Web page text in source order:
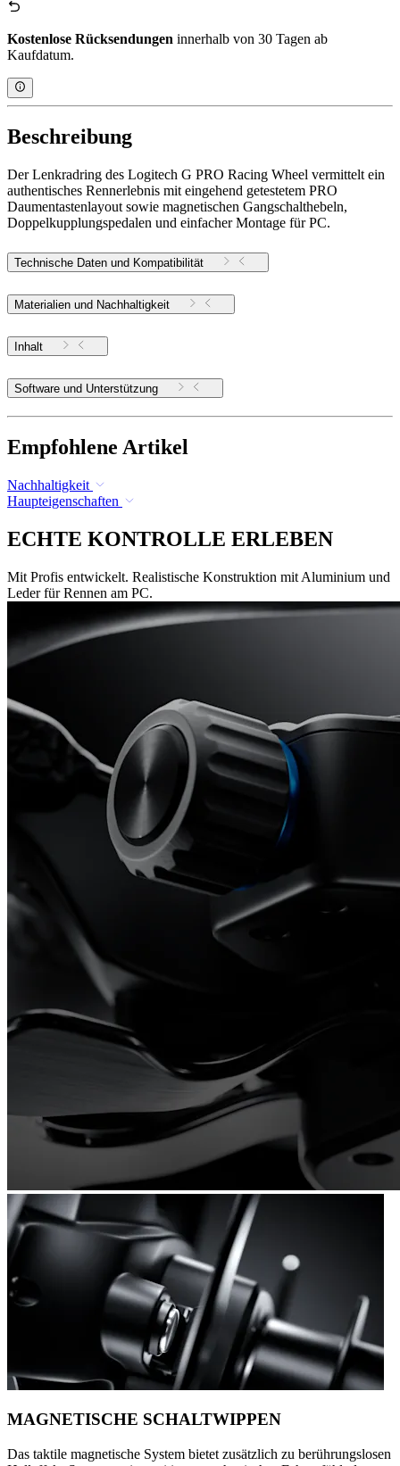
Kostenlose Rücksendungen innerhalb von 30 Tagen ab
Kaufdatum.
Beschreibung
Der Lenkradring des Logitech G PRO Racing Wheel vermittelt ein
authentisches Rennerlebnis mit eingehend getestetem PRO
Daumentastenlayout sowie magnetischen Gangschalthebeln,
Doppelkupplungspedalen und einfacher Montage für PC.
Technische Daten und Kompatibilität
Materialien und Nachhaltigkeit
Inhalt
Software und Unterstützung
Empfohlene Artikel
Nachhaltigkeit
Haupteigenschaften
ECHTE KONTROLLE ERLEBEN
Mit Profis entwickelt. Realistische Konstruktion mit Aluminium und
Leder für Rennen am PC.
MAGNETISCHE SCHALTWIPPEN
Das taktile magnetische System bietet zusätzlich zu berührungslosen